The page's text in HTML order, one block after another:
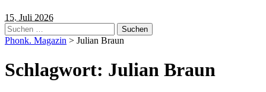
15. Juli 2026
Suchen
nach:
Phonk. Magazin > Julian Braun
Schlagwort: Julian Braun